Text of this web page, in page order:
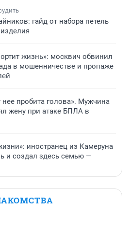
гайд от набора петель
жизнь»: москвич обвинил
в мошенничестве и пропаже
пробита голова». Мужчина
жену при атаке БПЛА в
иностранец из Камеруна
и создал здесь семью —